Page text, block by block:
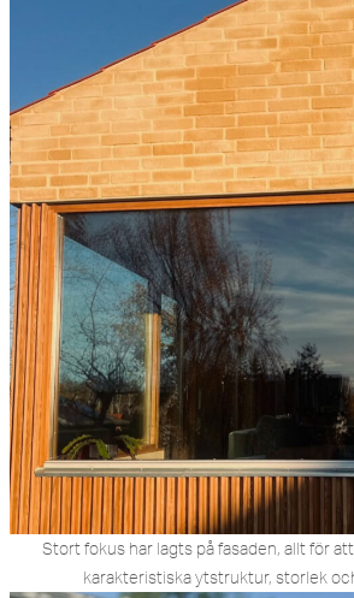
Stort fokus har lagts på fasaden, allt för
karakteristiska ytstruktur, storlek